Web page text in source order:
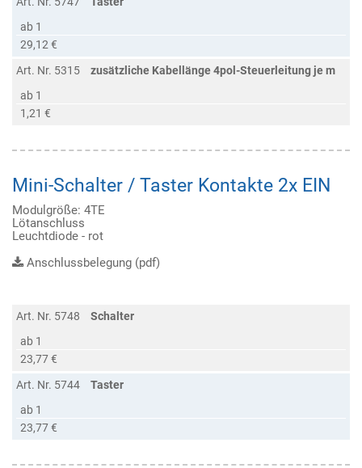
ab 1
29,12 €
Art. Nr. 5315
zusätzliche Kabellänge 4pol-Steuerleitung je m
ab 1
1,21 €
Mini-Schalter / Taster Kontakte 2x EIN
Modulgröße: 4TE
Lötanschluss
Leuchtdiode - rot
Anschlussbelegung (pdf)
Art. Nr. 5748
Schalter
ab 1
23,77 €
Art. Nr. 5744
Taster
ab 1
23,77 €